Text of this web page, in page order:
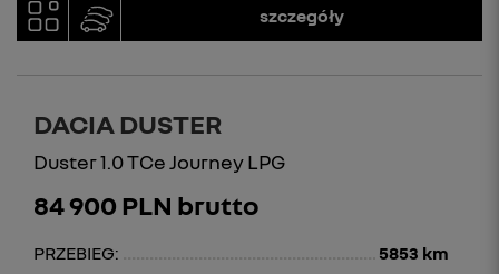
szczegóły
DACIA DUSTER
Duster 1.0 TCe Journey LPG
84 900 PLN brutto
PRZEBIEG:
5853 km